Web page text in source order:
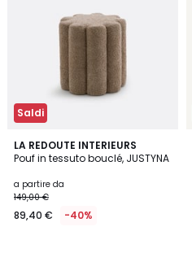
Saldi
LA REDOUTE INTERIEURS
Pouf in tessuto bouclé, JUSTYNA
a partire da
149,00 €
89,40 € -40%
4,2
/ 5
2
Colori